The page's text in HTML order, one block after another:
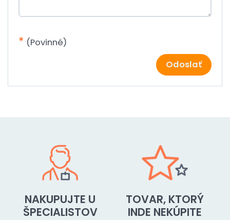
* (Povinné)
Odoslať
NAKUPUJTE U
ŠPECIALISTOV
TOVAR, KTORÝ
INDE NEKÚPITE